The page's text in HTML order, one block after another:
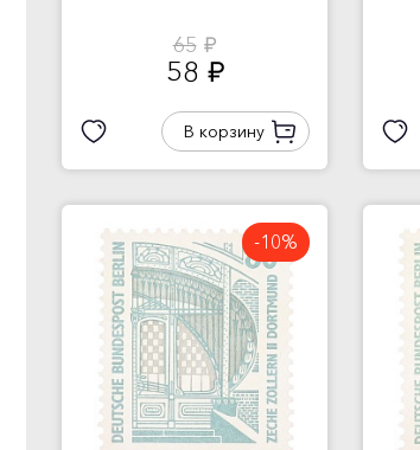
65 руб.
58 руб.
В корзину
-10%